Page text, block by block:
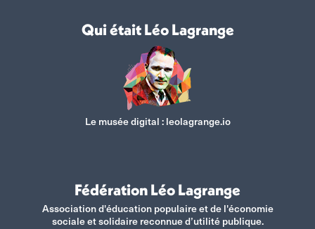
Qui était Léo Lagrange
Le musée digital :leolagrange.io
Fédération Léo Lagrange
Association d'éducation populaire et de l'économie
sociale et solidaire reconnue d’utilité publique.